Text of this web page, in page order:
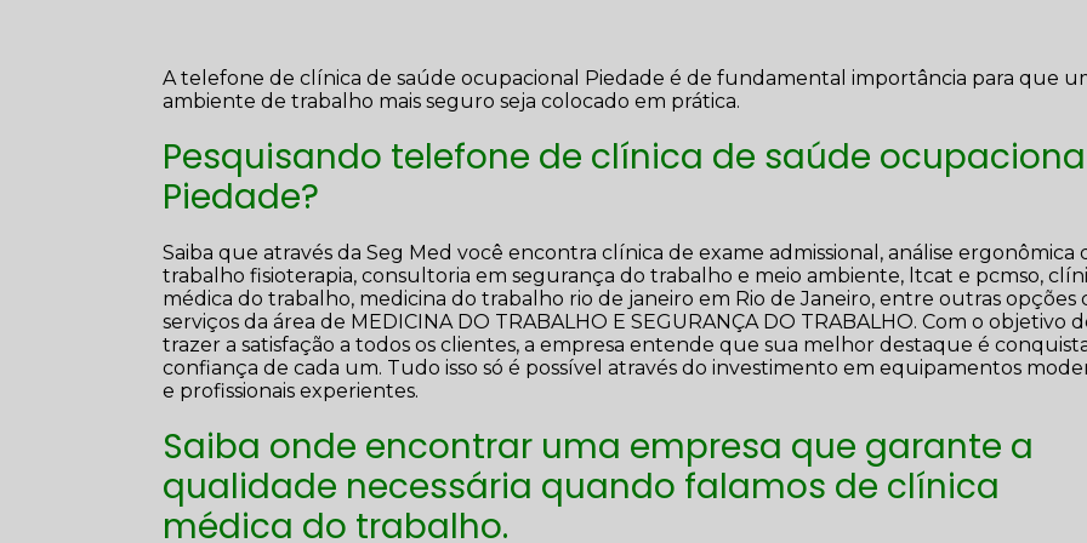
A telefone de clínica de saúde ocupacional Piedade é de fundamental importância para que
ambiente de trabalho mais seguro seja colocado em prática.
Pesquisando telefone de clínica de saúde
Piedade?
Saiba que através da Seg Med você encontra clínica de exame admissional, análise ergonômica
trabalho fisioterapia, consultoria em segurança do trabalho e meio ambiente, ltcat e pcmso,
médica do trabalho, medicina do trabalho rio de janeiro em Rio de Janeiro, entre outras opções
serviços da área de MEDICINA DO TRABALHO E SEGURANÇA DO TRABALHO. Com o objetivo
trazer a satisfação a todos os clientes, a empresa entende que sua melhor destaque é
confiança de cada um. Tudo isso só é possível através do investimento em equipamentos
e profissionais experientes.
Saiba onde encontrar uma empresa que garante a
qualidade necessária quando falamos de clínica
médica do trabalho.